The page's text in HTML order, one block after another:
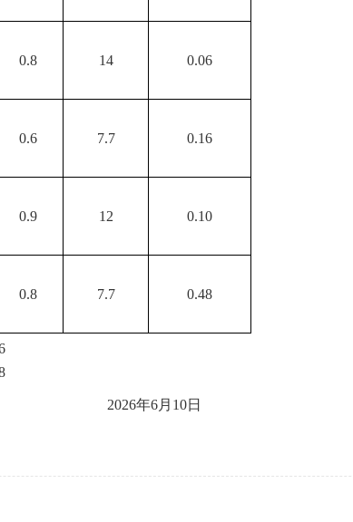
0.8 14 0.06
0.6 7.7 0.16
0.9 12 0.10
0.8 7.7 0.48
2026年6月 10日